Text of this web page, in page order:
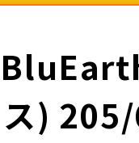
ス)